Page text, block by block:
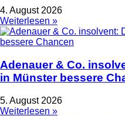
4. August 2026
Weiterlesen »
Adenauer & Co.
in Münster bessere
5. August 2026
Weiterlesen »